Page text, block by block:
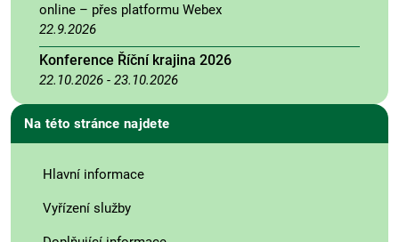
online – přes platformu Webex
22.9.2026
Konference Říční krajina 2026
22.10.2026 - 23.10.2026
Na této stránce najdete
Hlavní informace
Vyřízení služby